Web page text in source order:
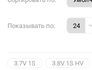
Показывать по:
3.7V 1S 3.8V 1S HV